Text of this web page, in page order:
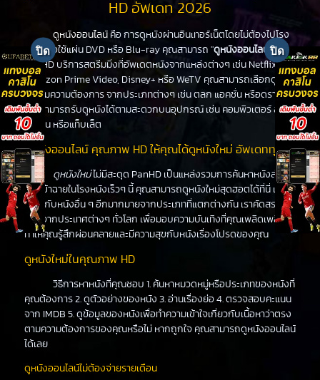
HD อัพเดท 2026
ดูหนังออนไลน์ คือ การดูหนังผ่านอินเทอร์เน็ตโดยไม่ต้องไปโรง
หนังหรือใช้แผ่น DVD หรือ Blu-ray คุณสามารถ "ดูหนังออนไลน์ " ได้ที่
PanHD บริการสตรีมมิ่งที่อัพเดตหนังจากแหล่งต่างๆ เช่น Netflix,
Amazon Prime Video, Disney+ หรือ WeTV คุณสามารถเลือกดูหนัง
ได้ตามความต้องการ จากประเภทต่างๆ เช่น ตลก แอคชั่น หรือดราม่า
คุณสามารถรับดูหนังได้ตามสะดวกบนอุปกรณ์ เช่น คอมพิวเตอร์ สมา
ร์ทโฟน หรือแท็บเล็ต
ดูหนังออนไลน์ คุณภาพ HD ให้คุณได้ดูหนังใหม่ อัพเดททุกวัน
ดูหนังใหม่ไม่มีสะดุด PanHD เป็นแหล่งรวมการค้นหาหนังล่าสุด
ที่จะเข้าฉายในโรงหนังเร็วๆ นี้ คุณสามารถดูหนังใหม่สุดฮอตได้ที่นี่ เช่น
เดียวกับหนังอื่น ๆ อีกมากมายจากประเภทที่แตกต่างกัน เราคัดสรร
หนังจากประเทศต่างๆ ทั่วโลก เพื่อมอบความบันเทิงที่คุณเพลิดเพลิน
ทำให้คุณรู้สึกผ่อนคลายและมีความสุขกับหนังเรื่องโปรดของคุณ
ดูหนังใหม่ในคุณภาพ HD
วิธีการหาหนังที่คุณชอบ 1. ค้นหาหมวดหมู่หรือประเภทของหนังที่
คุณต้องการ 2. ดูตัวอย่างของหนัง 3. อ่านเรื่องย่อ 4. ตรวจสอบคะแนน
จาก IMDB 5. ดูข้อมูลของหนังเพื่อทำความเข้าใจเกี่ยวกับเนื้อหาว่าตรง
ตามความต้องการของคุณหรือไม่ หากถูกใจ คุณสามารถดูหนังออนไลน์
ได้เลย
ดูหนังออนไลน์ไม่ต้องจ่ายรายเดือน